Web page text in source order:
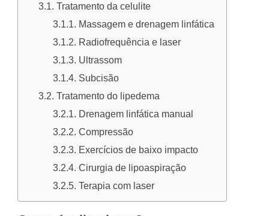
Tratamento da celulite
Massagem e drenagem linfática
Radiofrequência e laser
Ultrassom
Subcisão
Tratamento do lipedema
Drenagem linfática manual
Compressão
Exercícios de baixo impacto
Cirurgia de lipoaspiração
Terapia com laser